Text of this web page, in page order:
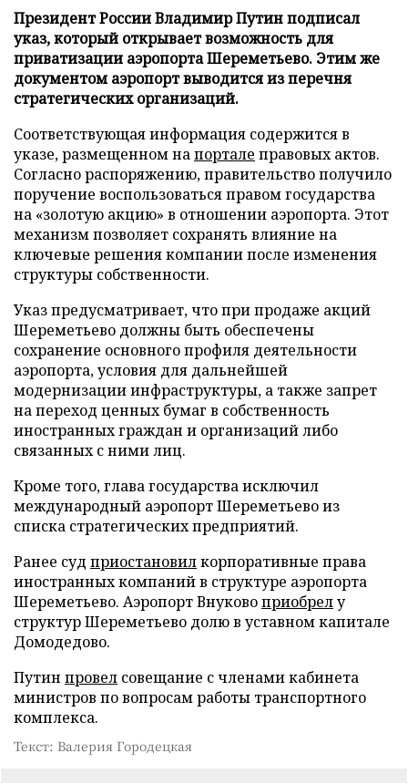
Президент России Владимир Путин подписал
указ, который открывает возможность для
приватизации аэропорта Шереметьево. Этим же
документом аэропорт выводится из перечня
стратегических организаций.
Соответствующая информация содержится в
указе, размещенном напортале правовых актов.
Согласно распоряжению, правительство получило
поручение воспользоваться правом государства
на «золотую акцию» в отношении аэропорта. Этот
механизм позволяет сохранять влияние на
ключевые решения компании после изменения
структуры собственности.
Указ предусматривает, что при продаже акций
Шереметьево должны быть обеспечены
сохранение основного профиля деятельности
аэропорта, условия для дальнейшей
модернизации инфраструктуры, а также запрет
на переход ценных бумаг в собственность
иностранных граждан и организаций либо
связанных с ними лиц.
Кроме того, глава государства исключил
международный аэропорт Шереметьево из
списка стратегических предприятий.
Ранее суд приостановилкорпоративные права
иностранных компаний в структуре аэропорта
Шереметьево. Аэропорт Внуковоприобрелу
структур Шереметьево долю в уставном капитале
Домодедово.
Путин провел совещание с членами кабинета
министров по вопросам работы транспортного
комплекса.
Текст: Валерия Городецкая